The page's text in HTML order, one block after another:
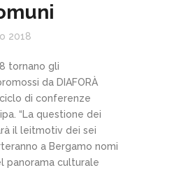
2018
tornano gli
da DIAFORÀ
di conferenze
“La questione dei
il leitmotiv dei sei
a Bergamo nomi
panorama culturale